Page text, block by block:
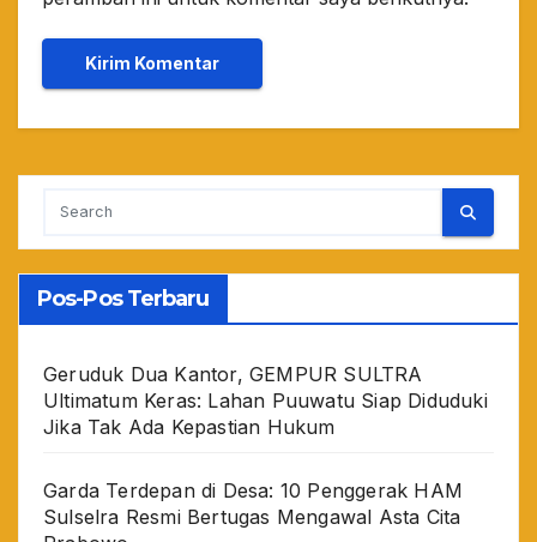
Pos-Pos Terbaru
Geruduk Dua Kantor, GEMPUR SULTRA
Ultimatum Keras: Lahan Puuwatu Siap Diduduki
Jika Tak Ada Kepastian Hukum
Garda Terdepan di Desa: 10 Penggerak HAM
Sulselra Resmi Bertugas Mengawal Asta Cita